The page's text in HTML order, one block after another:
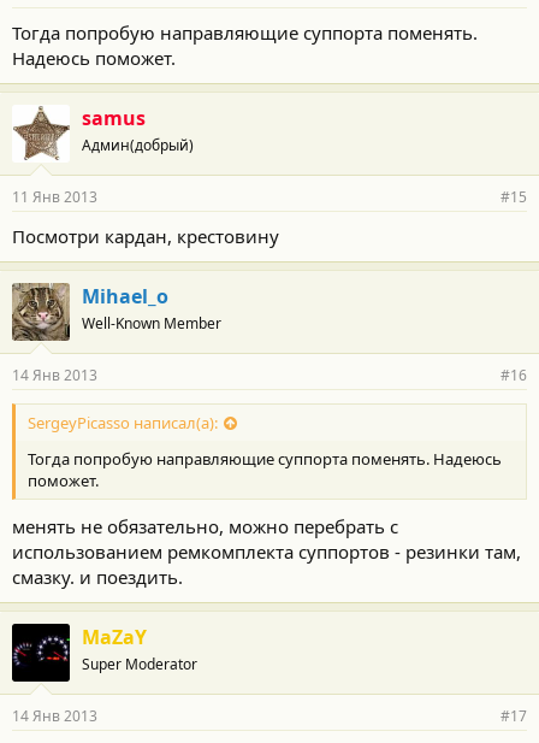
Тогда попробую направляющие суппорта поменять.
Надеюсь поможет.
samus
Админ(добрый)
11 Янв 2013 #15
Посмотри кардан, крестовину
Mihael_o
Well-Known Member
14 Янв 2013 #16
SergeyPicasso написал(а):
Тогда попробую направляющие суппорта поменять. Надеюсь
поможет.
менять не обязательно, можно перебрать с
использованием ремкомплекта суппортов - резинки там,
смазку. и поездить.
MaZaY
Super Moderator
14 Янв 2013 #17